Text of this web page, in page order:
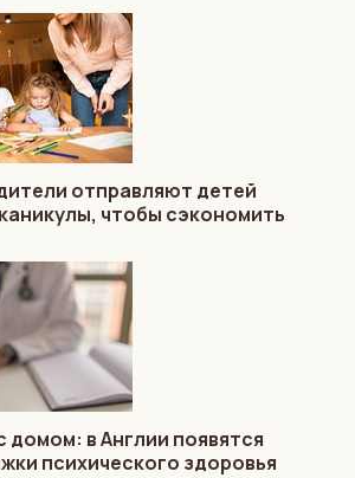
отправляют детей
чтобы сэкономить
в Англии появятся
психического здоровья